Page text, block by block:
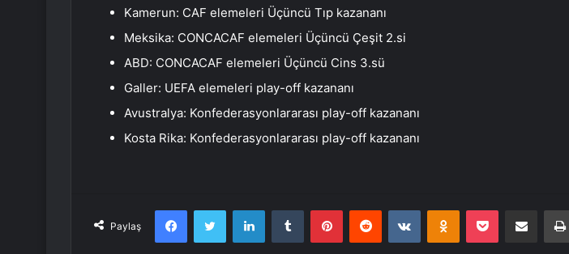
Kamerun: CAF elemeleri Üçüncü Tıp kazananı
Meksika: CONCACAF elemeleri Üçüncü Çeşit 2.si
ABD: CONCACAF elemeleri Üçüncü Cins 3.sü
Galler: UEFA elemeleri play-off kazananı
Avustralya: Konfederasyonlararası play-off kazananı
Kosta Rika: Konfederasyonlararası play-off kazananı
Paylaş
FacebookTwitter LinkedInTumblr PinterestReddit VKontakteOdnoklassniki
Pocket E-Posta ile paylaş